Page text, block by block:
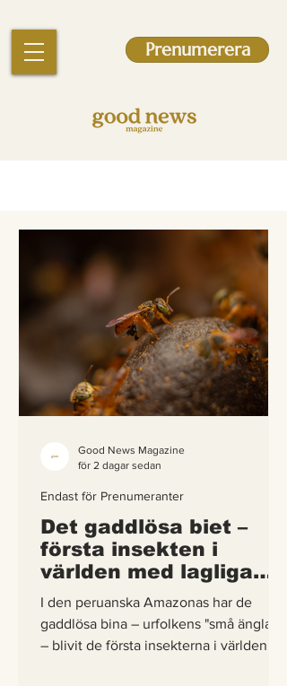
Prenumerera
Det gaddlösa biet –
första insekten i
världen med lagliga
rättigheter
I den peruanska Amazonas har de
gaddlösa bina – urfolkens "små änglar"
– blivit de första insekterna i världen att
Endast för Prenumeranter
Good News Magazine
för 2 dagar sedan